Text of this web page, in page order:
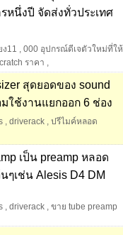
หนึ่งปี จัดส่งทั่วประเทศ
ง11 , 000 อุปกรณ์ดีเจตัวใหม่ที่ให้
ราคา ,
สุดยอดของ sound
ใช้งานแยกออก 6 ช่อง
, driverack , ปรีไมค์หลอด
เป็น preamp หลอด
ๆเช่น Alesis D4 DM
, driverack , ขาย tube preamp